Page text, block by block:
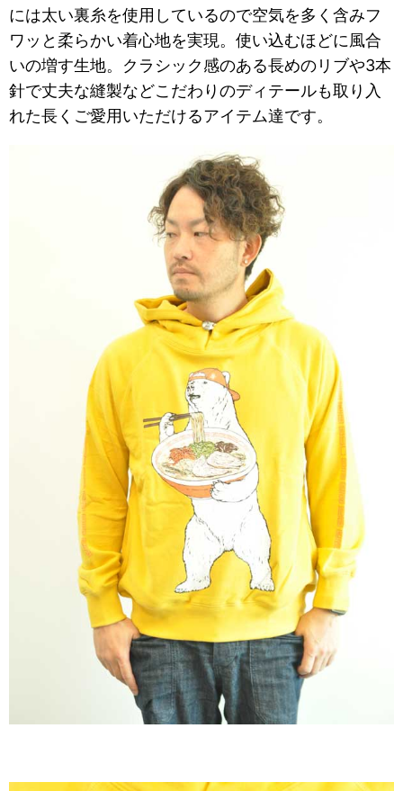
には太い裏糸を使用しているので空気を多く含みフ
ワッと柔らかい着心地を実現。使い込むほどに風合
いの増す生地。クラシック感のある長めのリブや3本
針で丈夫な縫製などこだわりのディテールも取り入
れた長くご愛用いただけるアイテム達です。